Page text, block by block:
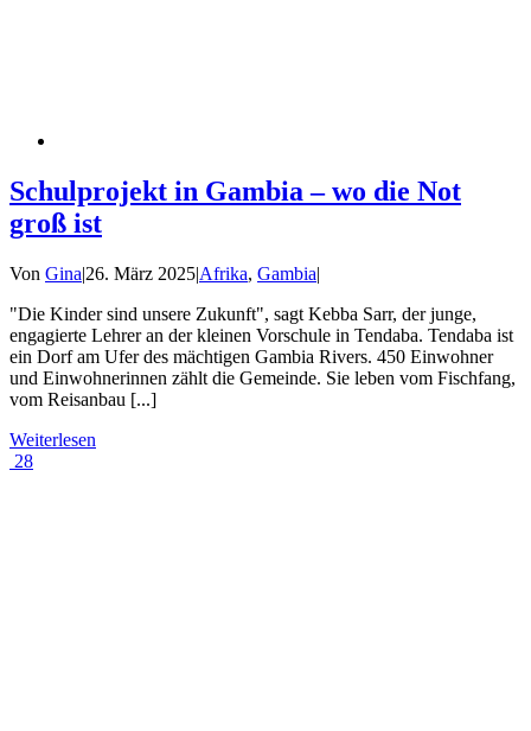
Schulprojekt in Gambia – wo die Not
groß ist
Von Gina|26. März 2025|Afrika, Gambia|
"Die Kinder sind unsere Zukunft", sagt Kebba Sarr, der junge,
engagierte Lehrer an der kleinen Vorschule in Tendaba. Tendaba ist
ein Dorf am Ufer des mächtigen Gambia Rivers. 450 Einwohner
und Einwohnerinnen zählt die Gemeinde. Sie leben vom Fischfang,
vom Reisanbau [...]
Weiterlesen
28